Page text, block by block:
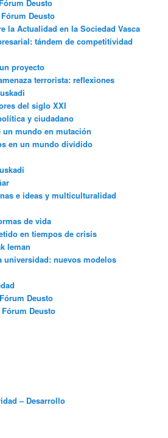
Deusto
Deusto
la Actualidad en la Sociedad Vasca
tándem de competitividad
proyecto
terrorista: reflexiones
del siglo XXI
y ciudadano
mundo en mutación
en un mundo dividido
e ideas y multiculturalidad
de vida
en tiempos de crisis
leman
universidad: nuevos modelos
Deusto
Deusto
– Desarrollo